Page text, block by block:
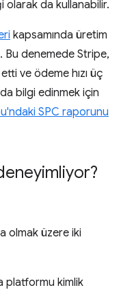
olarak da kullanabilir.
kapsamında üretim
Bu denemede Stripe,
ve ödeme hızı üç
bilgi edinmek için
SPC raporunu
olmak üzere iki
platformu kimlik